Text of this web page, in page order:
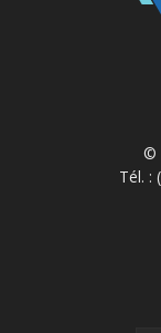
©
Tél. :